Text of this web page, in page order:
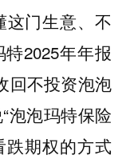
这门生意、不
2025年年报
回不投资泡泡
泡泡玛特保险
跌期权的方式